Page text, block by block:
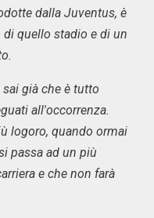
dalla Juventus, è
quello stadio e di un
già che è tutto
all'occorrenza.
logoro, quando ormai
passa ad un più
e che non farà